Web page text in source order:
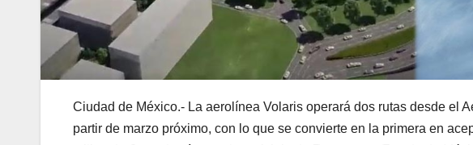
Ciudad de México.- La aerolínea Volaris operará dos rutas desde el
partir de marzo próximo, con lo que se convierte en la primera en